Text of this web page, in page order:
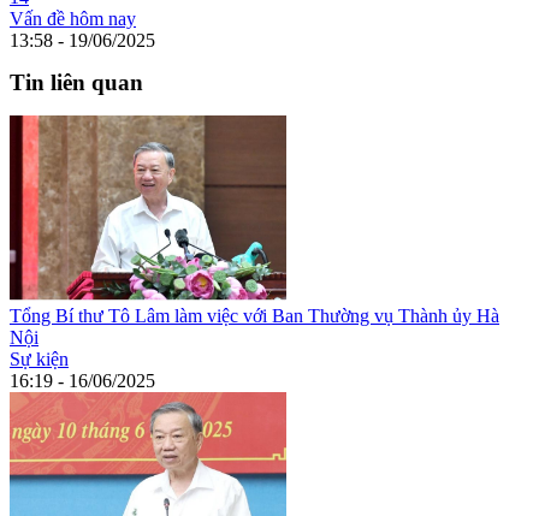
Vấn đề hôm nay
13:58 - 19/06/2025
Tin liên quan
Tổng Bí thư Tô Lâm làm việc với Ban Thường vụ Thành ủy Hà
Nội
Sự kiện
16:19 - 16/06/2025